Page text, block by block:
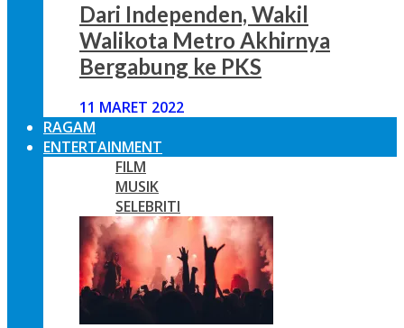
Dari Independen, Wakil
Walikota Metro Akhirnya
Bergabung ke PKS
11 MARET 2022
RAGAM
ENTERTAINMENT
FILM
MUSIK
SELEBRITI